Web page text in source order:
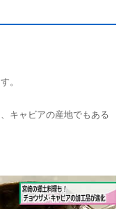
。
キャビアの産地でもある